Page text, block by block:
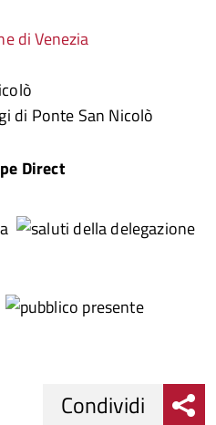
di Venezia
di Ponte San Nicolò
Direct
Condividi